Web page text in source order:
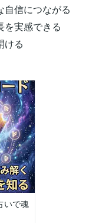
自信につながる
を実感できる
ける
いで魂